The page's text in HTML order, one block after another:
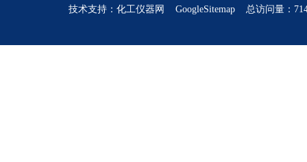
技术支持： 化工仪器网 GoogleSitemap 总访问量：